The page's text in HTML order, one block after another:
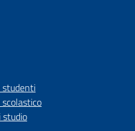
studenti
studio